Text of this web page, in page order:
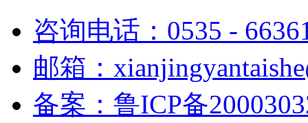
咨询电话：0535 -
邮箱：
备案：鲁ICP备